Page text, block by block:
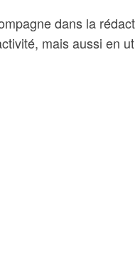
dans la
mais aussi en